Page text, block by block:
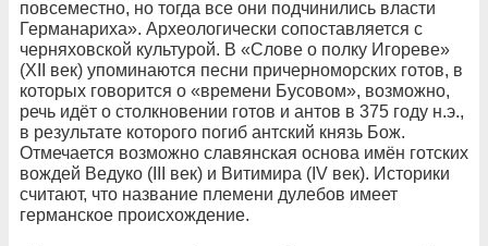
повсеместно, но тогда все они подчинились власти
Германариха». Археологически сопоставляется с
черняховской культурой. В «Слове о полку Игореве»
(XII век) упоминаются песни причерноморских готов, в
которых говорится о «времени Бусовом», возможно,
речь идёт о столкновении готов и антов в 375 году н.э.,
в результате которого погиб антский князь Бож.
Отмечается возможно славянская основа имён готских
вождей Ведуко (III век) и Витимира (IV век). Историки
считают, что название племени дулебов имеет
германское происхождение.